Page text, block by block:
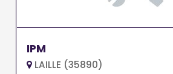
IPM
LAILLE (35890)